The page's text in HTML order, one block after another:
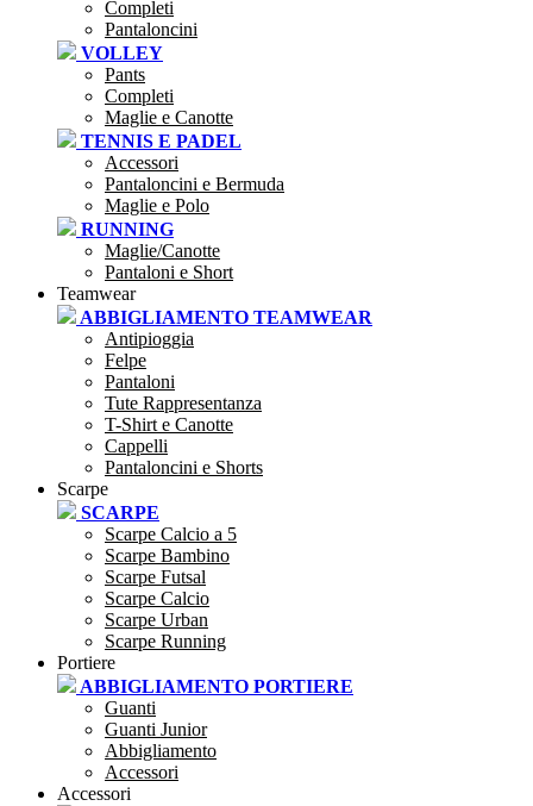
Completi
Pantaloncini
VOLLEY
Pants
Completi
Maglie e Canotte
TENNIS E PADEL
Accessori
Pantaloncini e Bermuda
Maglie e Polo
RUNNING
Maglie/Canotte
Pantaloni e Short
Teamwear
ABBIGLIAMENTO TEAMWEAR
Antipioggia
Felpe
Pantaloni
Tute Rappresentanza
T-Shirt e Canotte
Cappelli
Pantaloncini e Shorts
Scarpe
SCARPE
Scarpe Calcio a 5
Scarpe Bambino
Scarpe Futsal
Scarpe Calcio
Scarpe Urban
Scarpe Running
Portiere
ABBIGLIAMENTO PORTIERE
Guanti
Guanti Junior
Abbigliamento
Accessori
Accessori